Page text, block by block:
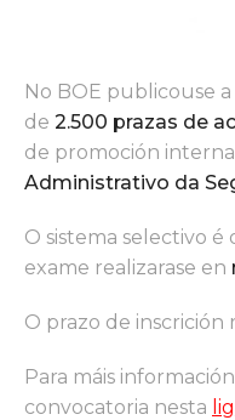
No BOE publicouse
de 2.500 prazas de
de promoción
Administrativo da
O sistema selectivo é
exame realizarase en
O prazo de inscrición
Para máis
convocatoria nesta